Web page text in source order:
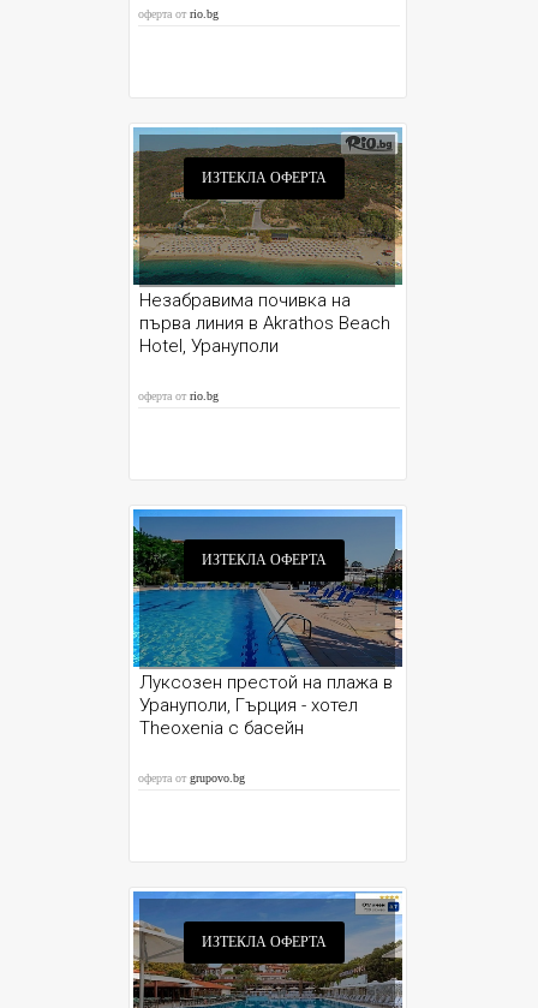
оферта отrio.bg
ИЗТЕКЛА ОФЕРТА
Незабравима почивка на
първа линия в Akrathos Beach
Hotel, Урануполи
оферта отrio.bg
ИЗТЕКЛА ОФЕРТА
Луксозен престой на плажа в
Урануполи, Гърция - хотел
Theoxenia с басейн
оферта отgrupovo.bg
ИЗТЕКЛА ОФЕРТА